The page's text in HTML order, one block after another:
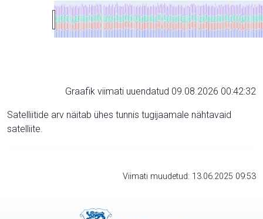
Graafik viimati uuendatud 09.08.2026 00:42:32
Satelliitide arv näitab ühes tunnis tugijaamale nähtavaid
satelliite.
Viimati muudetud: 13.06.2025 09:53